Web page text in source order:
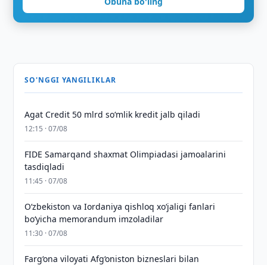
SO'NGGI YANGILIKLAR
Agat Credit 50 mlrd so‘mlik kredit jalb qiladi
12:15 · 07/08
FIDE Samarqand shaxmat Olimpiadasi jamoalarini
tasdiqladi
11:45 · 07/08
Oʻzbekiston va Iordaniya qishloq xoʻjaligi fanlari
boʻyicha memorandum imzoladilar
11:30 · 07/08
Farg‘ona viloyati Afg‘oniston bizneslari bilan